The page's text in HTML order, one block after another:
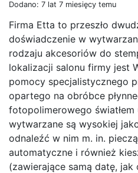
Dodano: 7 lat 7 miesięcy temu
Firma Etta to przeszło
doświadczenie w
rodzaju akcesoriów do
lokalizacji salonu firmy jest
pomocy specjalistycznego
opartego na obróbce
fotopolimerowego
wytwarzane są wysokiej
odnaleźć w nim m. in.
automatyczne i również
(zawierające samą datę, jak